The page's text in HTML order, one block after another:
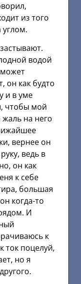
из того
водой
он как будто
и в уме
чтобы мой
на него
вернее он
ведь в
он как
к себе
большая
когда-то
И
к
ток поцелуй,
но я